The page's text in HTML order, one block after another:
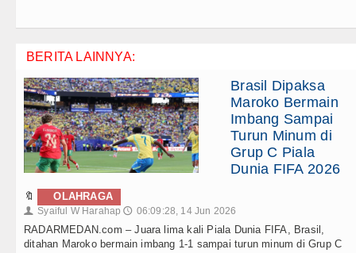
BERITA LAINNYA:
Brasil Dipaksa
Maroko Bermain
Imbang Sampai
Turun Minum di
Grup C Piala
Dunia FIFA 2026
🔖 OLAHRAGA
👤 Syaiful W Harahap 🕔 06:09:28, 14 Jun 2026
RADARMEDAN.com – Juara lima kali Piala Dunia FIFA, Brasil,
ditahan Maroko bermain imbang 1-1 sampai turun minum di Grup C